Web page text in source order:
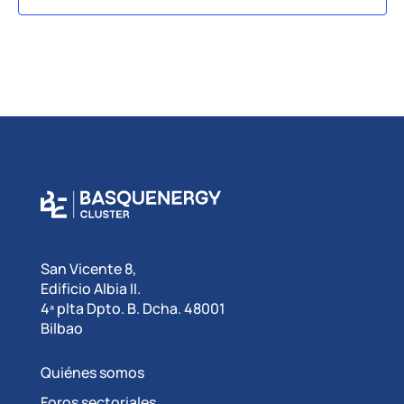
San Vicente 8,
Edificio Albia II.
4ª plta Dpto. B. Dcha. 48001
Bilbao
Quiénes somos